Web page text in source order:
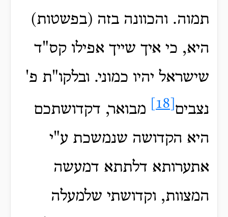
תמוה. והכוונה בזה (בפשטות)
היא, כי איך שייך אפילו קס"ד
שישראל יהיו כמוני. ובלקו"ת פ'
נצבים
מבואר, דקדושתכם
היא הקדושה שנמשכת ע"י
אתערותא דלתתא דמעשה
המצוות, וקדושתי שלמעלה